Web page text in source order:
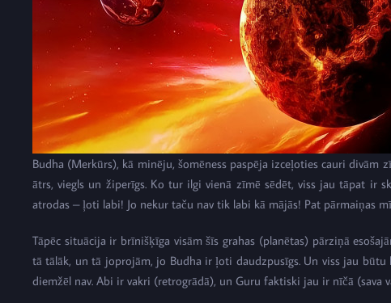
Budha (Merkūrs), kā minēju, šomēness paspēja izceļoties cauri
ātrs, viegls un žiperīgs. Ko tur ilgi vienā zīmē sēdēt, viss jau tāpat ir
atrodas – ļoti labi! Jo nekur taču nav tik labi kā mājās! Pat pārmaiņas
Tāpēc situācija ir brīnišķīga visām šīs grahas (planētas) pārziņā
tā tālāk, un tā joprojām, jo Budha ir ļoti daudzpusīgs. Un viss jau
diemžēl nav. Abi ir vakri (retrogrādā), un Guru faktiski jau ir nīčā (sava